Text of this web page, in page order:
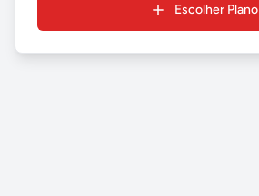
Escolher Plano